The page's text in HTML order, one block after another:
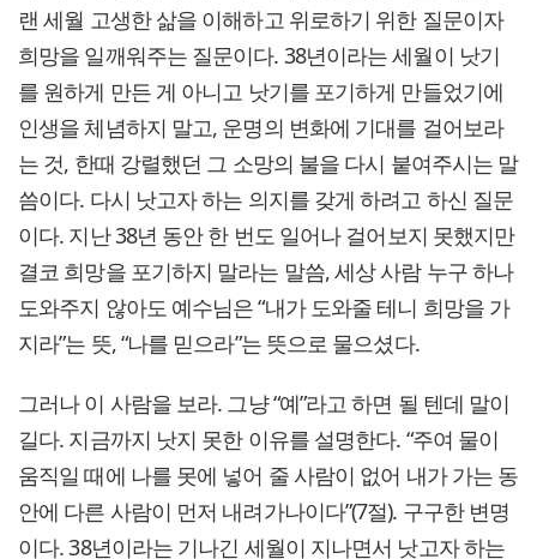
랜 세월 고생한 삶을 이해하고 위로하기 위한 질문이자
희망을 일깨워주는 질문이다. 38년이라는 세월이 낫기
를 원하게 만든 게 아니고 낫기를 포기하게 만들었기에
인생을 체념하지 말고, 운명의 변화에 기대를 걸어보라
는 것, 한때 강렬했던 그 소망의 불을 다시 붙여주시는 말
씀이다. 다시 낫고자 하는 의지를 갖게 하려고 하신 질문
이다. 지난 38년 동안 한 번도 일어나 걸어보지 못했지만
결코 희망을 포기하지 말라는 말씀, 세상 사람 누구 하나
도와주지 않아도 예수님은 “내가 도와줄 테니 희망을 가
지라”는 뜻, “나를 믿으라”는 뜻으로 물으셨다.
그러나 이 사람을 보라. 그냥 “예”라고 하면 될 텐데 말이
길다. 지금까지 낫지 못한 이유를 설명한다. “주여 물이
움직일 때에 나를 못에 넣어 줄 사람이 없어 내가 가는 동
안에 다른 사람이 먼저 내려가나이다”(7절). 구구한 변명
이다. 38년이라는 기나긴 세월이 지나면서 낫고자 하는